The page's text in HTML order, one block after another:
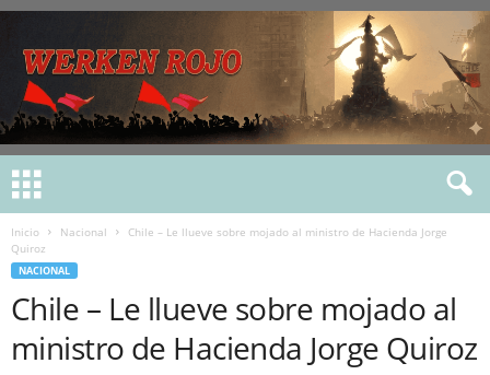
Inicio Nacional
Chile – Le llueve sobre mojado al ministro de Hacienda Jorge
Quiroz
NACIONAL
Chile – Le llueve sobre mojado al
ministro de Hacienda Jorge Quiroz